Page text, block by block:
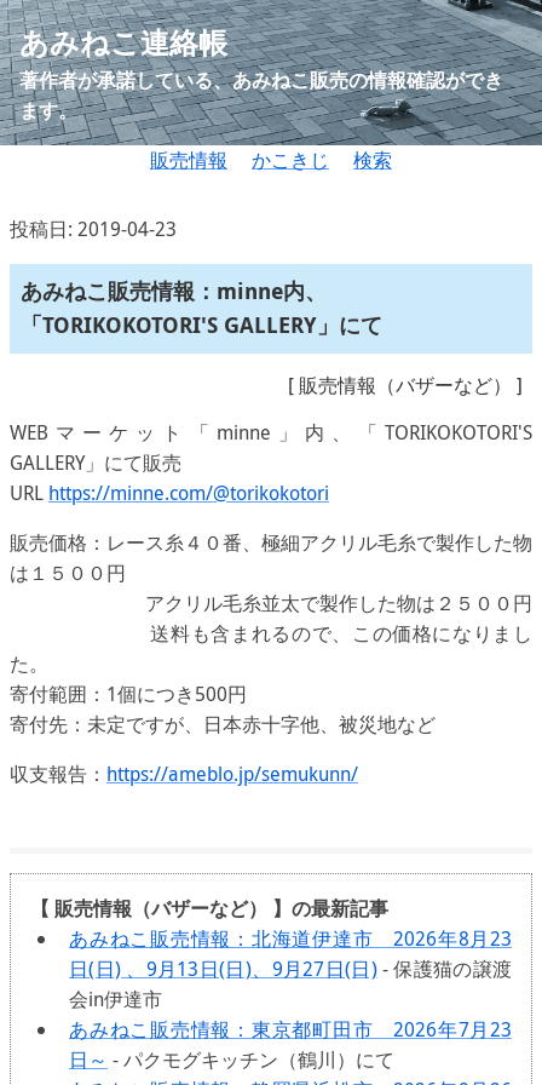
あみねこ連絡帳
著作者が承諾している、あみねこ販売の情報確認ができ
ます。
販売情報
かこきじ 検索
投稿日: 2019-04-23
あみねこ販売情報：minne内、
「TORIKOKOTORI'S GALLERY」にて
[ 販売情報（バザーなど） ]
WEBマーケット「minne」内、「TORIKOKOTORI'S
GALLERY」にて販売
URL https://minne.com/@torikokotori
販売価格：レース糸４０番、極細アクリル毛糸で製作した物
は１５００円
アクリル毛糸並太で製作した物は２５００円
送料も含まれるので、この価格になりまし
た。
寄付範囲：1個につき500円
寄付先：未定ですが、日本赤十字他、被災地など
収支報告： https://ameblo.jp/semukunn/
【 販売情報（バザーなど） 】の最新記事
あみねこ販売情報：北海道伊達市 2026年8月23
日(日) 、9月13日(日)、9月27日(日)- 保護猫の譲渡
会in伊達市
あみねこ販売情報：東京都町田市 2026年7月23
日～ - パクモグキッチン（鶴川）にて